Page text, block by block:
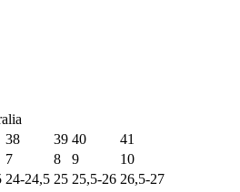
38 39 40
41
7 8 9
10
24-24,5 25 25,5-26 26,5-27